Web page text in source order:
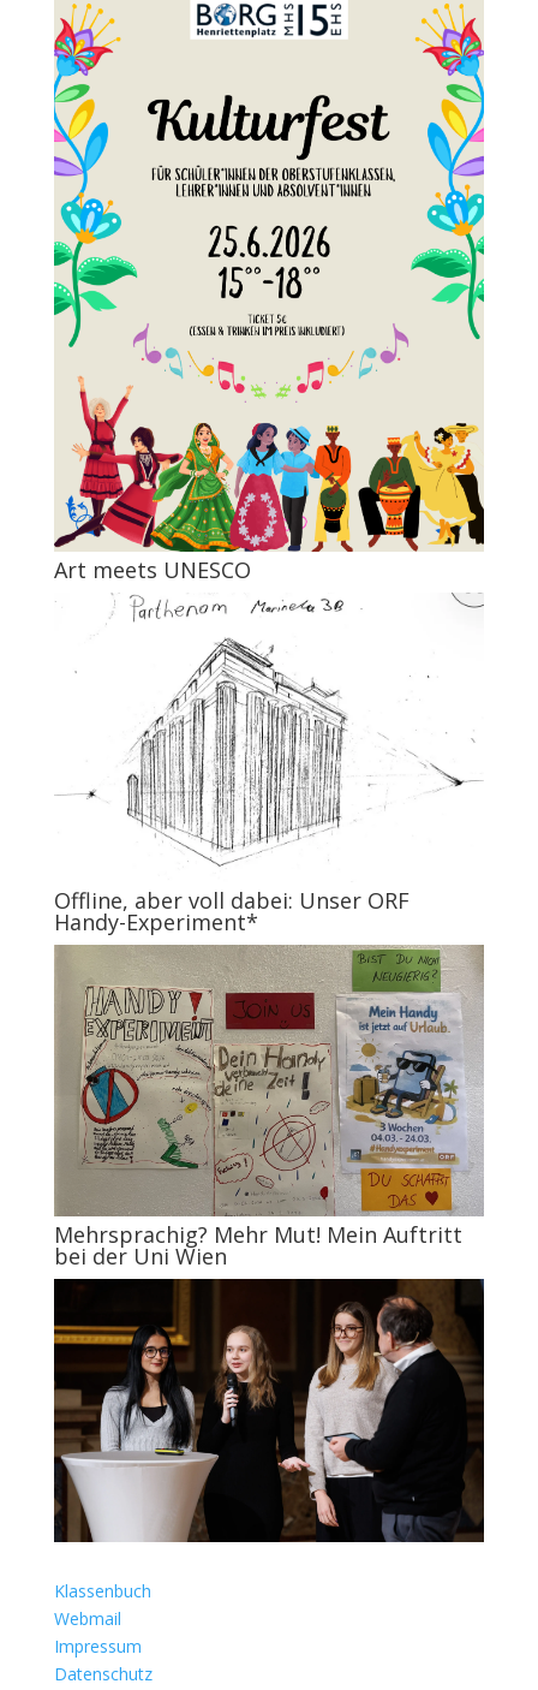
Art meets UNESCO
Offline, aber voll dabei: Unser ORF
Handy-Experiment*
Mehrsprachig? Mehr Mut! Mein Auftritt
bei der Uni Wien
Klassenbuch
Webmail
Impressum
Datenschutz